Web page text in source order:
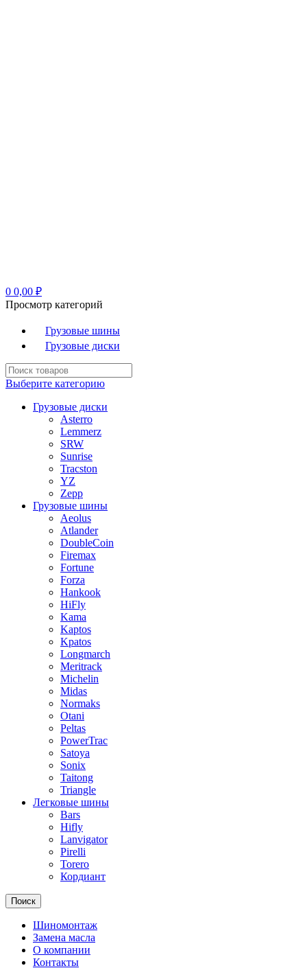
0 0,00 ₽
Просмотр категорий
Грузовые шины
Грузовые диски
Выберите категорию
Грузовые диски
Asterro
Lemmerz
SRW
Sunrise
Tracston
YZ
Zepp
Грузовые шины
Aeolus
Atlander
DoubleCoin
Firemax
Fortune
Forza
Hankook
HiFly
Kama
Kaptos
Kpatos
Longmarch
Meritrack
Michelin
Midas
Normaks
Otani
Peltas
PowerTrac
Satoya
Sonix
Taitong
Triangle
Легковые шины
Bars
Hifly
Lanvigator
Pirelli
Torero
Кордиант
Поиск
Шиномонтаж
Замена масла
О компании
Контакты